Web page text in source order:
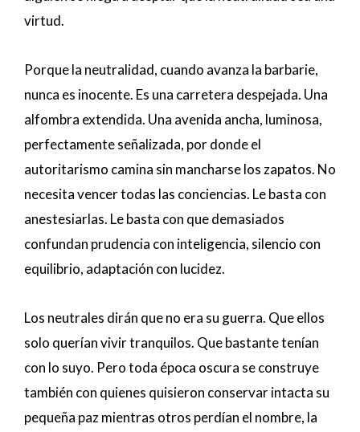
virtud.
Porque la neutralidad, cuando avanza la barbarie,
nunca es inocente. Es una carretera despejada. Una
alfombra extendida. Una avenida ancha, luminosa,
perfectamente señalizada, por donde el
autoritarismo camina sin mancharse los zapatos. No
necesita vencer todas las conciencias. Le basta con
anestesiarlas. Le basta con que demasiados
confundan prudencia con inteligencia, silencio con
equilibrio, adaptación con lucidez.
Los neutrales dirán que no era su guerra. Que ellos
solo querían vivir tranquilos. Que bastante tenían
con lo suyo. Pero toda época oscura se construye
también con quienes quisieron conservar intacta su
pequeña paz mientras otros perdían el nombre, la